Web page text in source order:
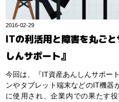
2016-02-29
ITの利活用と障害を丸ご
しんサポート』
今回は、『IT資産あんしんサポー
ンやタブレット端末などのIT機器
に使用され、企業内での果たす